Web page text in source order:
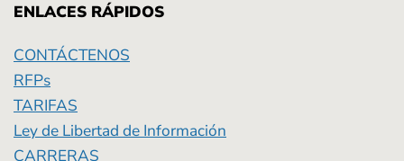
ENLACES RÁPIDOS
CONTÁCTENOS
RFPs
TARIFAS
Ley de Libertad de Información
CARRERAS